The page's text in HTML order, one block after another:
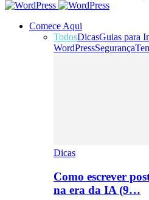
Comece Aqui
TodosDicasGuias para
WordPressSegurança
Dicas
Como escrever
na era da IA (9…